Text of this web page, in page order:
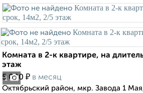
1
Комната в 2-к квартире, на
этаж
5 000 ₽ в месяц
Октябрьский район, мкр. Завода 1